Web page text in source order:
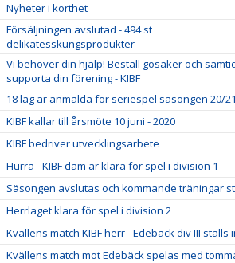
Nyheter i korthet
Försäljningen avslutad - 494 st
delikatesskungsprodukter
Vi behöver din hjälp! Beställ gosaker och
supporta din förening - KIBF
18 lag är anmälda för seriespel säsongen 20/21
KIBF kallar till årsmöte 10 juni - 2020
KIBF bedriver utvecklingsarbete
Hurra - KIBF dam är klara för spel i division 1
Säsongen avslutas och kommande träningar
Herrlaget klara för spel i division 2
Kvällens match KIBF herr - Edebäck div III ställs
Kvällens match mot Edebäck spelas med